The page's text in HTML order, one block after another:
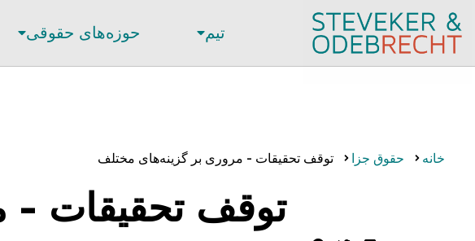
تیم حوزه‌های حقوقی
خانه حقوق جزا توقف تحقیقات - مروری بر گزینه‌های مختلف
توقف تحقیقات -